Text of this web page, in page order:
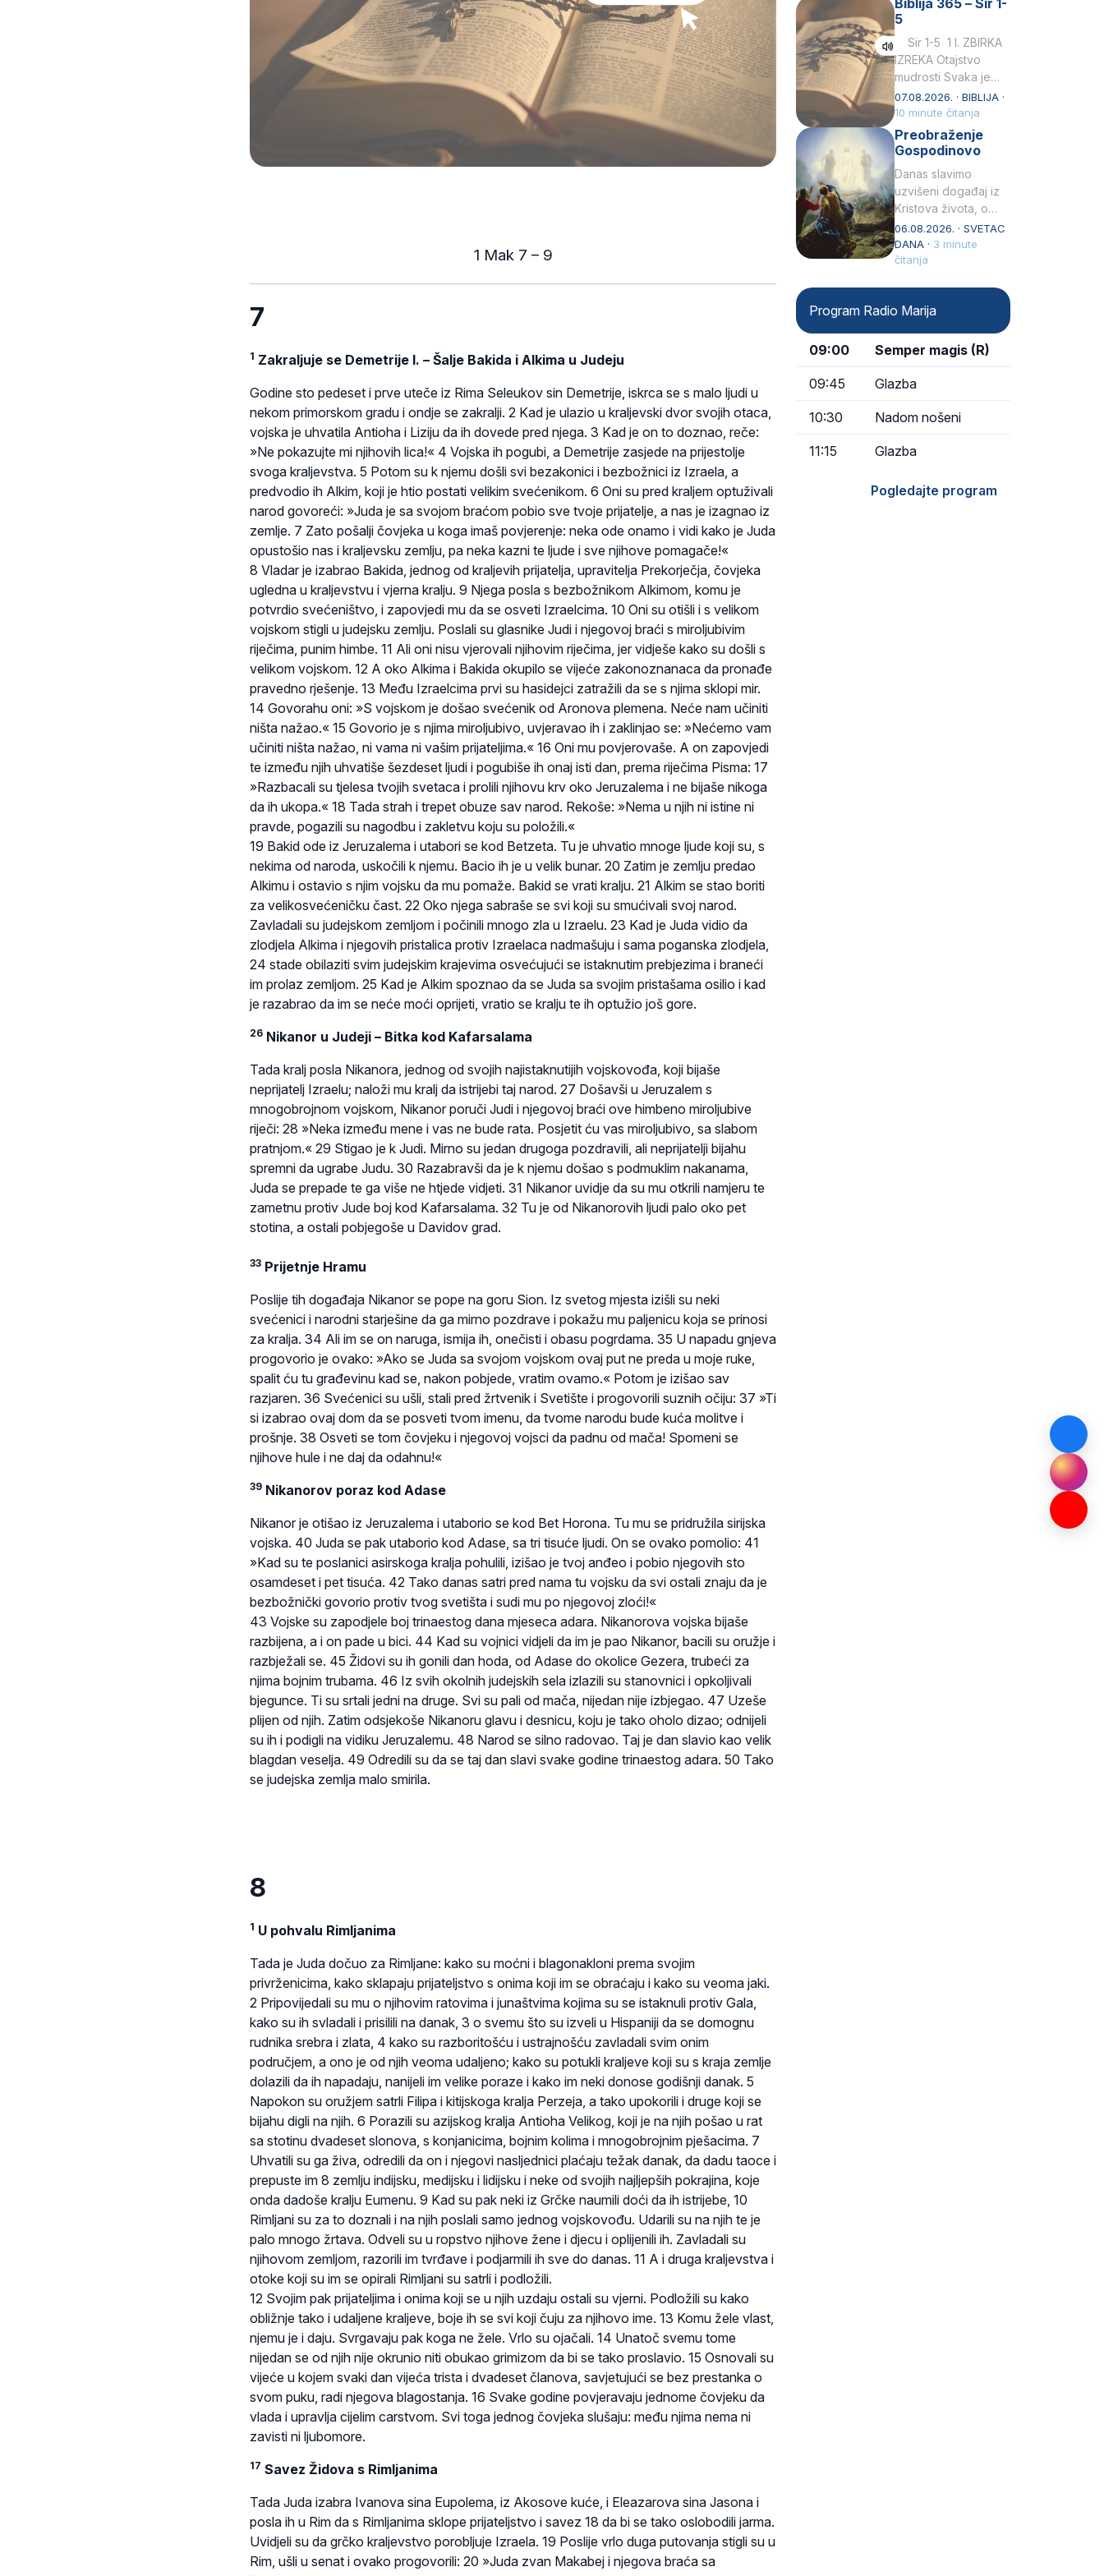
1 Mak 7 – 9
7
1 Zakraljuje se Demetrije I. – Šalje Bakida i Alkima u Judeju
Godine sto pedeset i prve uteče iz Rima Seleukov sin Demetrije, iskrca se s malo ljudi u
nekom primorskom gradu i ondje se zakralji. 2 Kad je ulazio u kraljevski dvor svojih otaca,
vojska je uhvatila Antioha i Liziju da ih dovede pred njega. 3 Kad je on to doznao, reče:
»Ne pokazujte mi njihovih lica!« 4 Vojska ih pogubi, a Demetrije zasjede na prijestolje
svoga kraljevstva. 5 Potom su k njemu došli svi bezakonici i bezbožnici iz Izraela, a
predvodio ih Alkim, koji je htio postati velikim svećenikom. 6 Oni su pred kraljem optuživali
narod govoreći: »Juda je sa svojom braćom pobio sve tvoje prijatelje, a nas je izagnao iz
zemlje. 7 Zato pošalji čovjeka u koga imaš povjerenje: neka ode onamo i vidi kako je Juda
opustošio nas i kraljevsku zemlju, pa neka kazni te ljude i sve njihove pomagače!«
8 Vladar je izabrao Bakida, jednog od kraljevih prijatelja, upravitelja Prekorječja, čovjeka
ugledna u kraljevstvu i vjerna kralju. 9 Njega posla s bezbožnikom Alkimom, komu je
potvrdio svećeništvo, i zapovjedi mu da se osveti Izraelcima. 10 Oni su otišli i s velikom
vojskom stigli u judejsku zemlju. Poslali su glasnike Judi i njegovoj braći s miroljubivim
riječima, punim himbe. 11 Ali oni nisu vjerovali njihovim riječima, jer vidješe kako su došli s
velikom vojskom. 12 A oko Alkima i Bakida okupilo se vijeće zakonoznanaca da pronađe
pravedno rješenje. 13 Među Izraelcima prvi su hasidejci zatražili da se s njima sklopi mir.
14 Govorahu oni: »S vojskom je došao svećenik od Aronova plemena. Neće nam učiniti
ništa nažao.« 15 Govorio je s njima miroljubivo, uvjeravao ih i zaklinjao se: »Nećemo vam
učiniti ništa nažao, ni vama ni vašim prijateljima.« 16 Oni mu povjerovaše. A on zapovjedi
te između njih uhvatiše šezdeset ljudi i pogubiše ih onaj isti dan, prema riječima Pisma: 17
»Razbacali su tjelesa tvojih svetaca i prolili njihovu krv oko Jeruzalema i ne bijaše nikoga
da ih ukopa.« 18 Tada strah i trepet obuze sav narod. Rekoše: »Nema u njih ni istine ni
pravde, pogazili su nagodbu i zakletvu koju su položili.«
19 Bakid ode iz Jeruzalema i utabori se kod Betzeta. Tu je uhvatio mnoge ljude koji su, s
nekima od naroda, uskočili k njemu. Bacio ih je u velik bunar. 20 Zatim je zemlju predao
Alkimu i ostavio s njim vojsku da mu pomaže. Bakid se vrati kralju. 21 Alkim se stao boriti
za velikosvećeničku čast. 22 Oko njega sabraše se svi koji su smućivali svoj narod.
Zavladali su judejskom zemljom i počinili mnogo zla u Izraelu. 23 Kad je Juda vidio da
zlodjela Alkima i njegovih pristalica protiv Izraelaca nadmašuju i sama poganska zlodjela,
24 stade obilaziti svim judejskim krajevima osvećujući se istaknutim prebjezima i braneći
im prolaz zemljom. 25 Kad je Alkim spoznao da se Juda sa svojim pristašama osilio i kad
je razabrao da im se neće moći oprijeti, vratio se kralju te ih optužio još gore.
26 Nikanor u Judeji – Bitka kod Kafarsalama
Tada kralj posla Nikanora, jednog od svojih najistaknutijih vojskovođa, koji bijaše
neprijatelj Izraelu; naloži mu kralj da istrijebi taj narod. 27 Došavši u Jeruzalem s
mnogobrojnom vojskom, Nikanor poruči Judi i njegovoj braći ove himbeno miroljubive
riječi: 28 »Neka između mene i vas ne bude rata. Posjetit ću vas miroljubivo, sa slabom
pratnjom.« 29 Stigao je k Judi. Mirno su jedan drugoga pozdravili, ali neprijatelji bijahu
spremni da ugrabe Judu. 30 Razabravši da je k njemu došao s podmuklim nakanama,
Juda se prepade te ga više ne htjede vidjeti. 31 Nikanor uvidje da su mu otkrili namjeru te
zametnu protiv Jude boj kod Kafarsalama. 32 Tu je od Nikanorovih ljudi palo oko pet
stotina, a ostali pobjegoše u Davidov grad.
33 Prijetnje Hramu
Poslije tih događaja Nikanor se pope na goru Sion. Iz svetog mjesta izišli su neki
svećenici i narodni starješine da ga mirno pozdrave i pokažu mu paljenicu koja se prinosi
za kralja. 34 Ali im se on naruga, ismija ih, onečisti i obasu pogrdama. 35 U napadu gnjeva
progovorio je ovako: »Ako se Juda sa svojom vojskom ovaj put ne preda u moje ruke,
spalit ću tu građevinu kad se, nakon pobjede, vratim ovamo.« Potom je izišao sav
razjaren. 36 Svećenici su ušli, stali pred žrtvenik i Svetište i progovorili suznih očiju: 37 »Ti
si izabrao ovaj dom da se posveti tvom imenu, da tvome narodu bude kuća molitve i
prošnje. 38 Osveti se tom čovjeku i njegovoj vojsci da padnu od mača! Spomeni se
njihove hule i ne daj da odahnu!«
39 Nikanorov poraz kod Adase
Nikanor je otišao iz Jeruzalema i utaborio se kod Bet Horona. Tu mu se pridružila sirijska
vojska. 40 Juda se pak utaborio kod Adase, sa tri tisuće ljudi. On se ovako pomolio: 41
»Kad su te poslanici asirskoga kralja pohulili, izišao je tvoj anđeo i pobio njegovih sto
osamdeset i pet tisuća. 42 Tako danas satri pred nama tu vojsku da svi ostali znaju da je
bezbožnički govorio protiv tvog svetišta i sudi mu po njegovoj zloći!«
43 Vojske su zapodjele boj trinaestog dana mjeseca adara. Nikanorova vojska bijaše
razbijena, a i on pade u bici. 44 Kad su vojnici vidjeli da im je pao Nikanor, bacili su oružje i
razbježali se. 45 Židovi su ih gonili dan hoda, od Adase do okolice Gezera, trubeći za
njima bojnim trubama. 46 Iz svih okolnih judejskih sela izlazili su stanovnici i opkoljivali
bjegunce. Ti su srtali jedni na druge. Svi su pali od mača, nijedan nije izbjegao. 47 Uzeše
plijen od njih. Zatim odsjekoše Nikanoru glavu i desnicu, koju je tako oholo dizao; odnijeli
su ih i podigli na vidiku Jeruzalemu. 48 Narod se silno radovao. Taj je dan slavio kao velik
blagdan veselja. 49 Odredili su da se taj dan slavi svake godine trinaestog adara. 50 Tako
se judejska zemlja malo smirila.
8
1 U pohvalu Rimljanima
Tada je Juda dočuo za Rimljane: kako su moćni i blagonakloni prema svojim
privrženicima, kako sklapaju prijateljstvo s onima koji im se obraćaju i kako su veoma jaki.
2 Pripovijedali su mu o njihovim ratovima i junaštvima kojima su se istaknuli protiv Gala,
kako su ih svladali i prisilili na danak, 3 o svemu što su izveli u Hispaniji da se domognu
rudnika srebra i zlata, 4 kako su razboritošću i ustrajnošću zavladali svim onim
područjem, a ono je od njih veoma udaljeno; kako su potukli kraljeve koji su s kraja zemlje
dolazili da ih napadaju, nanijeli im velike poraze i kako im neki donose godišnji danak. 5
Napokon su oružjem satrli Filipa i kitijskoga kralja Perzeja, a tako upokorili i druge koji se
bijahu digli na njih. 6 Porazili su azijskog kralja Antioha Velikog, koji je na njih pošao u rat
sa stotinu dvadeset slonova, s konjanicima, bojnim kolima i mnogobrojnim pješacima. 7
Uhvatili su ga živa, odredili da on i njegovi nasljednici plaćaju težak danak, da dadu taoce i
prepuste im 8 zemlju indijsku, medijsku i lidijsku i neke od svojih najljepših pokrajina, koje
onda dadoše kralju Eumenu. 9 Kad su pak neki iz Grčke naumili doći da ih istrijebe, 10
Rimljani su za to doznali i na njih poslali samo jednog vojskovođu. Udarili su na njih te je
palo mnogo žrtava. Odveli su u ropstvo njihove žene i djecu i oplijenili ih. Zavladali su
njihovom zemljom, razorili im tvrđave i podjarmili ih sve do danas. 11 A i druga kraljevstva i
otoke koji su im se opirali Rimljani su satrli i podložili.
12 Svojim pak prijateljima i onima koji se u njih uzdaju ostali su vjerni. Podložili su kako
obližnje tako i udaljene kraljeve, boje ih se svi koji čuju za njihovo ime. 13 Komu žele vlast,
njemu je i daju. Svrgavaju pak koga ne žele. Vrlo su ojačali. 14 Unatoč svemu tome
nijedan se od njih nije okrunio niti obukao grimizom da bi se tako proslavio. 15 Osnovali su
vijeće u kojem svaki dan vijeća trista i dvadeset članova, savjetujući se bez prestanka o
svom puku, radi njegova blagostanja. 16 Svake godine povjeravaju jednome čovjeku da
vlada i upravlja cijelim carstvom. Svi toga jednog čovjeka slušaju: među njima nema ni
zavisti ni ljubomore.
17 Savez Židova s Rimljanima
Tada Juda izabra Ivanova sina Eupolema, iz Akosove kuće, i Eleazarova sina Jasona i
posla ih u Rim da s Rimljanima sklope prijateljstvo i savez 18 da bi se tako oslobodili jarma.
Uvidjeli su da grčko kraljevstvo porobljuje Izraela. 19 Poslije vrlo duga putovanja stigli su u
Rim, ušli u senat i ovako progovorili: 20 »Juda zvan Makabej i njegova braća sa
rođenjem Grk.
Obnovio je odnose s
afričkim…
Biblija 365 – Sir 1-
5
Sir 1-5 1 I. ZBIRKA
IZREKA Otajstvo
mudrosti Svaka je
mudrost od Gospoda
i s njime je dovijeka.2
Tko će…
07.08.2026. · BIBLIJA ·
10 minute čitanja
Preobraženje
Gospodinovo
Danas slavimo
uzvišeni događaj iz
Kristova života, o
kojem nas izvješćuju
evanđelisti Matej,
Marko i Luka te sveti
06.08.2026. · SVETAC
DANA · 3 minute
čitanja
Program Radio Marija
09:00 Semper magis (R)
09:45 Glazba
10:30 Nadom nošeni
11:15 Glazba
Pogledajte program